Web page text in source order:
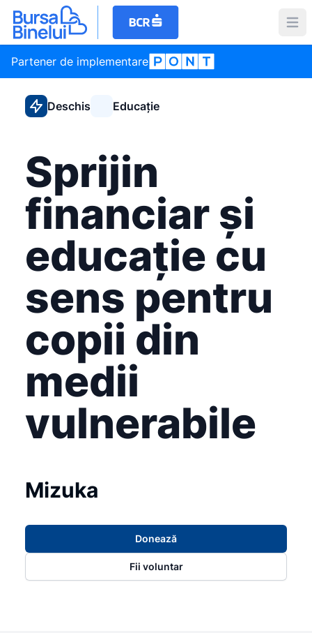
Partener de implementare
Deschis Educație
Sprijin
financiar și
educație cu
sens pentru
copii din
medii
vulnerabile
Mizuka
Donează
Fii voluntar